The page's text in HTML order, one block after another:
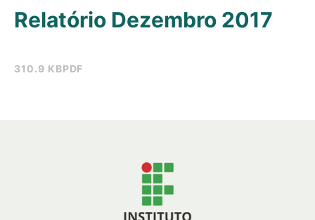
310.9 KBPDF
Relatório Dezembro 2017